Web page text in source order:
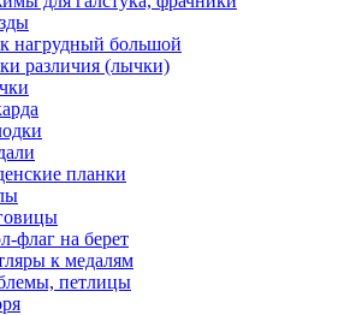
нагрудный большой
различия (лычки)
планки
флаг на берет
к медалям
петлицы